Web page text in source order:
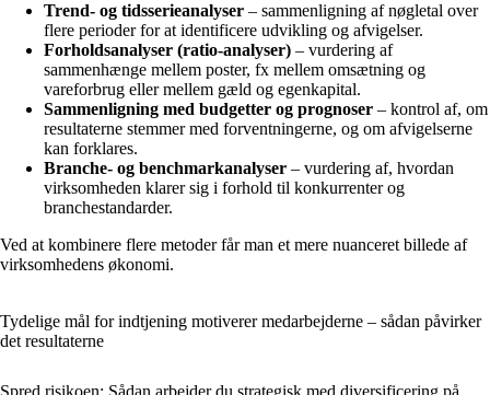
Trend- og tidsserieanalyser – sammenligning af nøgletal over
flere perioder for at identificere udvikling og afvigelser.
Forholdsanalyser (ratio-analyser) – vurdering af
sammenhænge mellem poster, fx mellem omsætning og
vareforbrug eller mellem gæld og egenkapital.
Sammenligning med budgetter og prognoser – kontrol af, om
resultaterne stemmer med forventningerne, og om afvigelserne
kan forklares.
Branche- og benchmarkanalyser – vurdering af, hvordan
virksomheden klarer sig i forhold til konkurrenter og
branchestandarder.
Ved at kombinere flere metoder får man et mere nuanceret billede af
virksomhedens økonomi.
Tydelige mål for indtjening motiverer medarbejderne – sådan påvirker
det resultaterne